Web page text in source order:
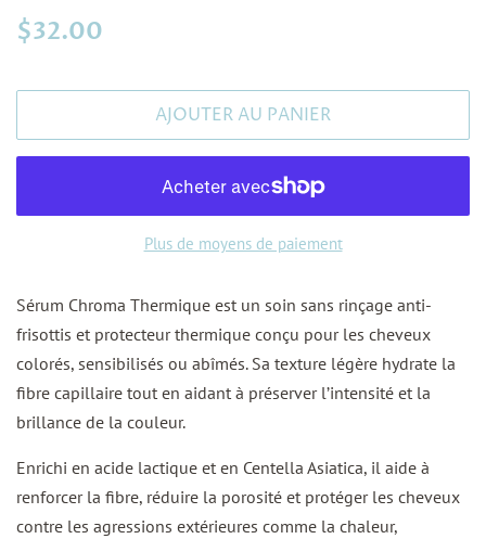
Prix
$32.00
AJOUTER AU PANIER
Plus de moyens de paiement
Sérum Chroma Thermique est un soin sans rinçage anti-
frisottis et protecteur thermique conçu pour les cheveux
colorés, sensibilisés ou abîmés. Sa texture légère hydrate la
fibre capillaire tout en aidant à préserver l’intensité et la
brillance de la couleur.
Enrichi en acide lactique et en Centella Asiatica, il aide à
renforcer la fibre, réduire la porosité et protéger les cheveux
contre les agressions extérieures comme la chaleur,